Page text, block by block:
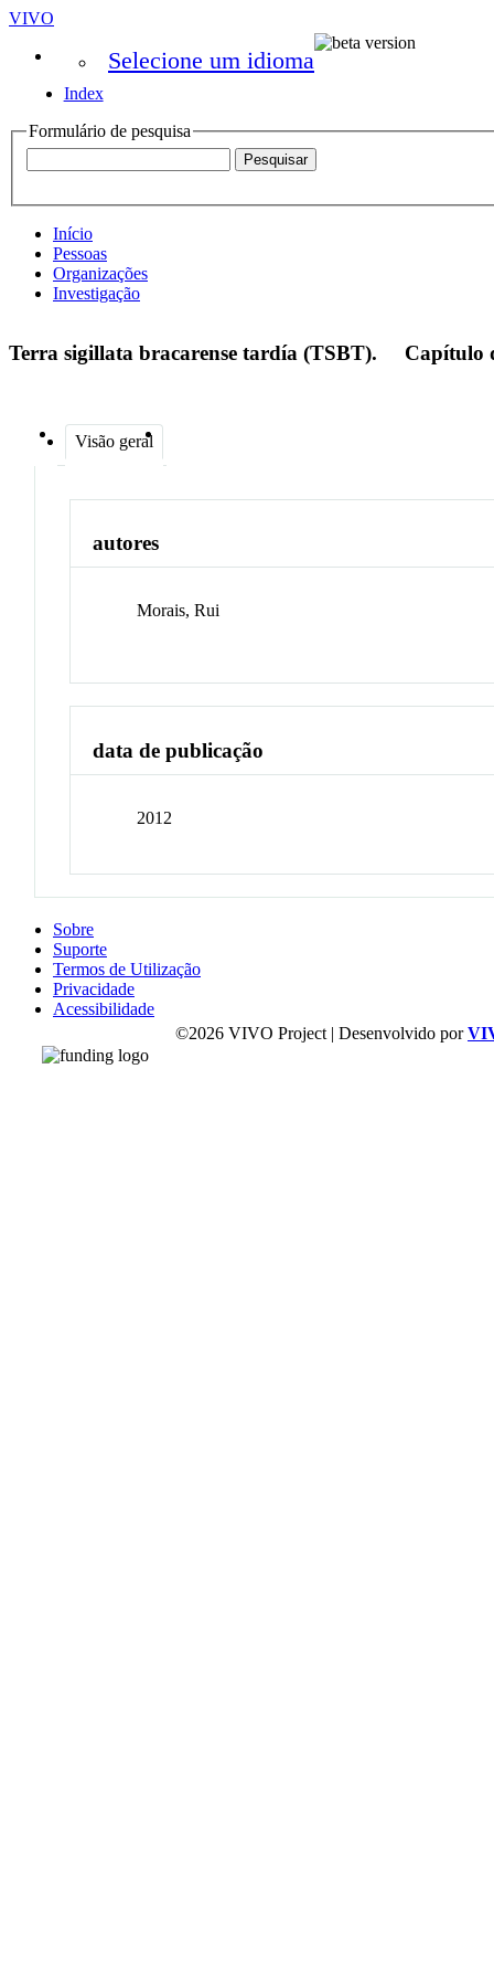
VIVO
Selecione um idioma
Index
Formulário de pesquisa
Início
Pessoas
Organizações
Investigação
Terra sigillata bracarense tardía (TSBT). Capítulo
Visão geral
autores
Morais, Rui
data de publicação
2012
Sobre
Suporte
Termos de Utilização
Privacidade
Acessibilidade
©2026 VIVO Project | Desenvolvido por